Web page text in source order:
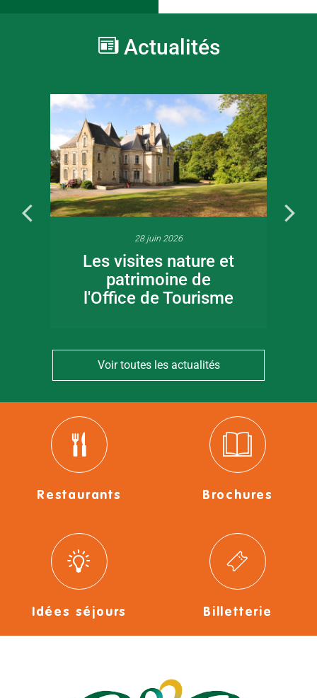
Actualités
28 juin 2026
Les visites nature et
patrimoine de
l'Office de Tourisme
Voir toutes les actualités
Restaurants Brochures
Idées séjours Billetterie